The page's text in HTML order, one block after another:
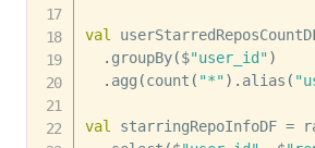
val
. groupBy($"user_id")
. agg (count ( "*") . alias (
val starringRepoInfoDF =